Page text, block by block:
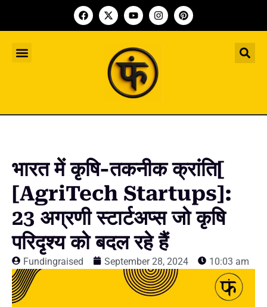
भारत में कृषि-तकनीक क्रांति[
[AgriTech Startups]:
23 अग्रणी स्टार्टअप्स जो कृषि
परिदृश्य को बदल रहे हैं
Fundingraised September 28, 2024 10:03 am